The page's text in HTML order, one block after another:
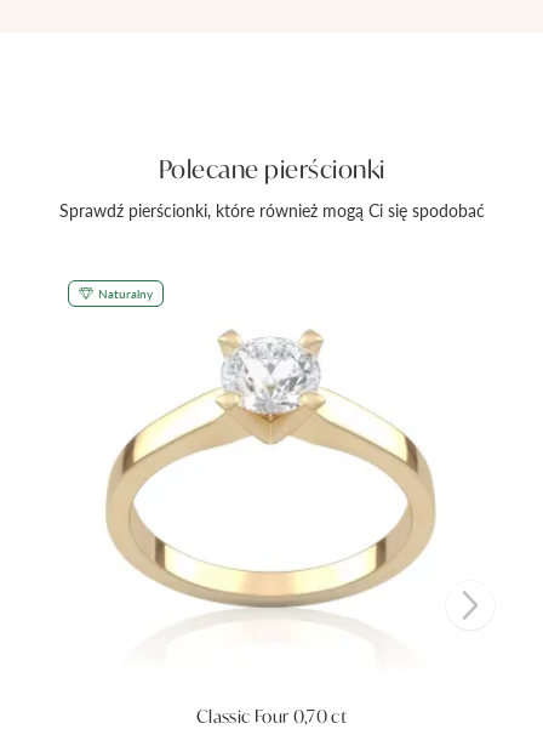
Polecane pierścionki
Sprawdź pierścionki, które również mogą Ci się spodobać
Naturalny
Classic Four 0,70 ct